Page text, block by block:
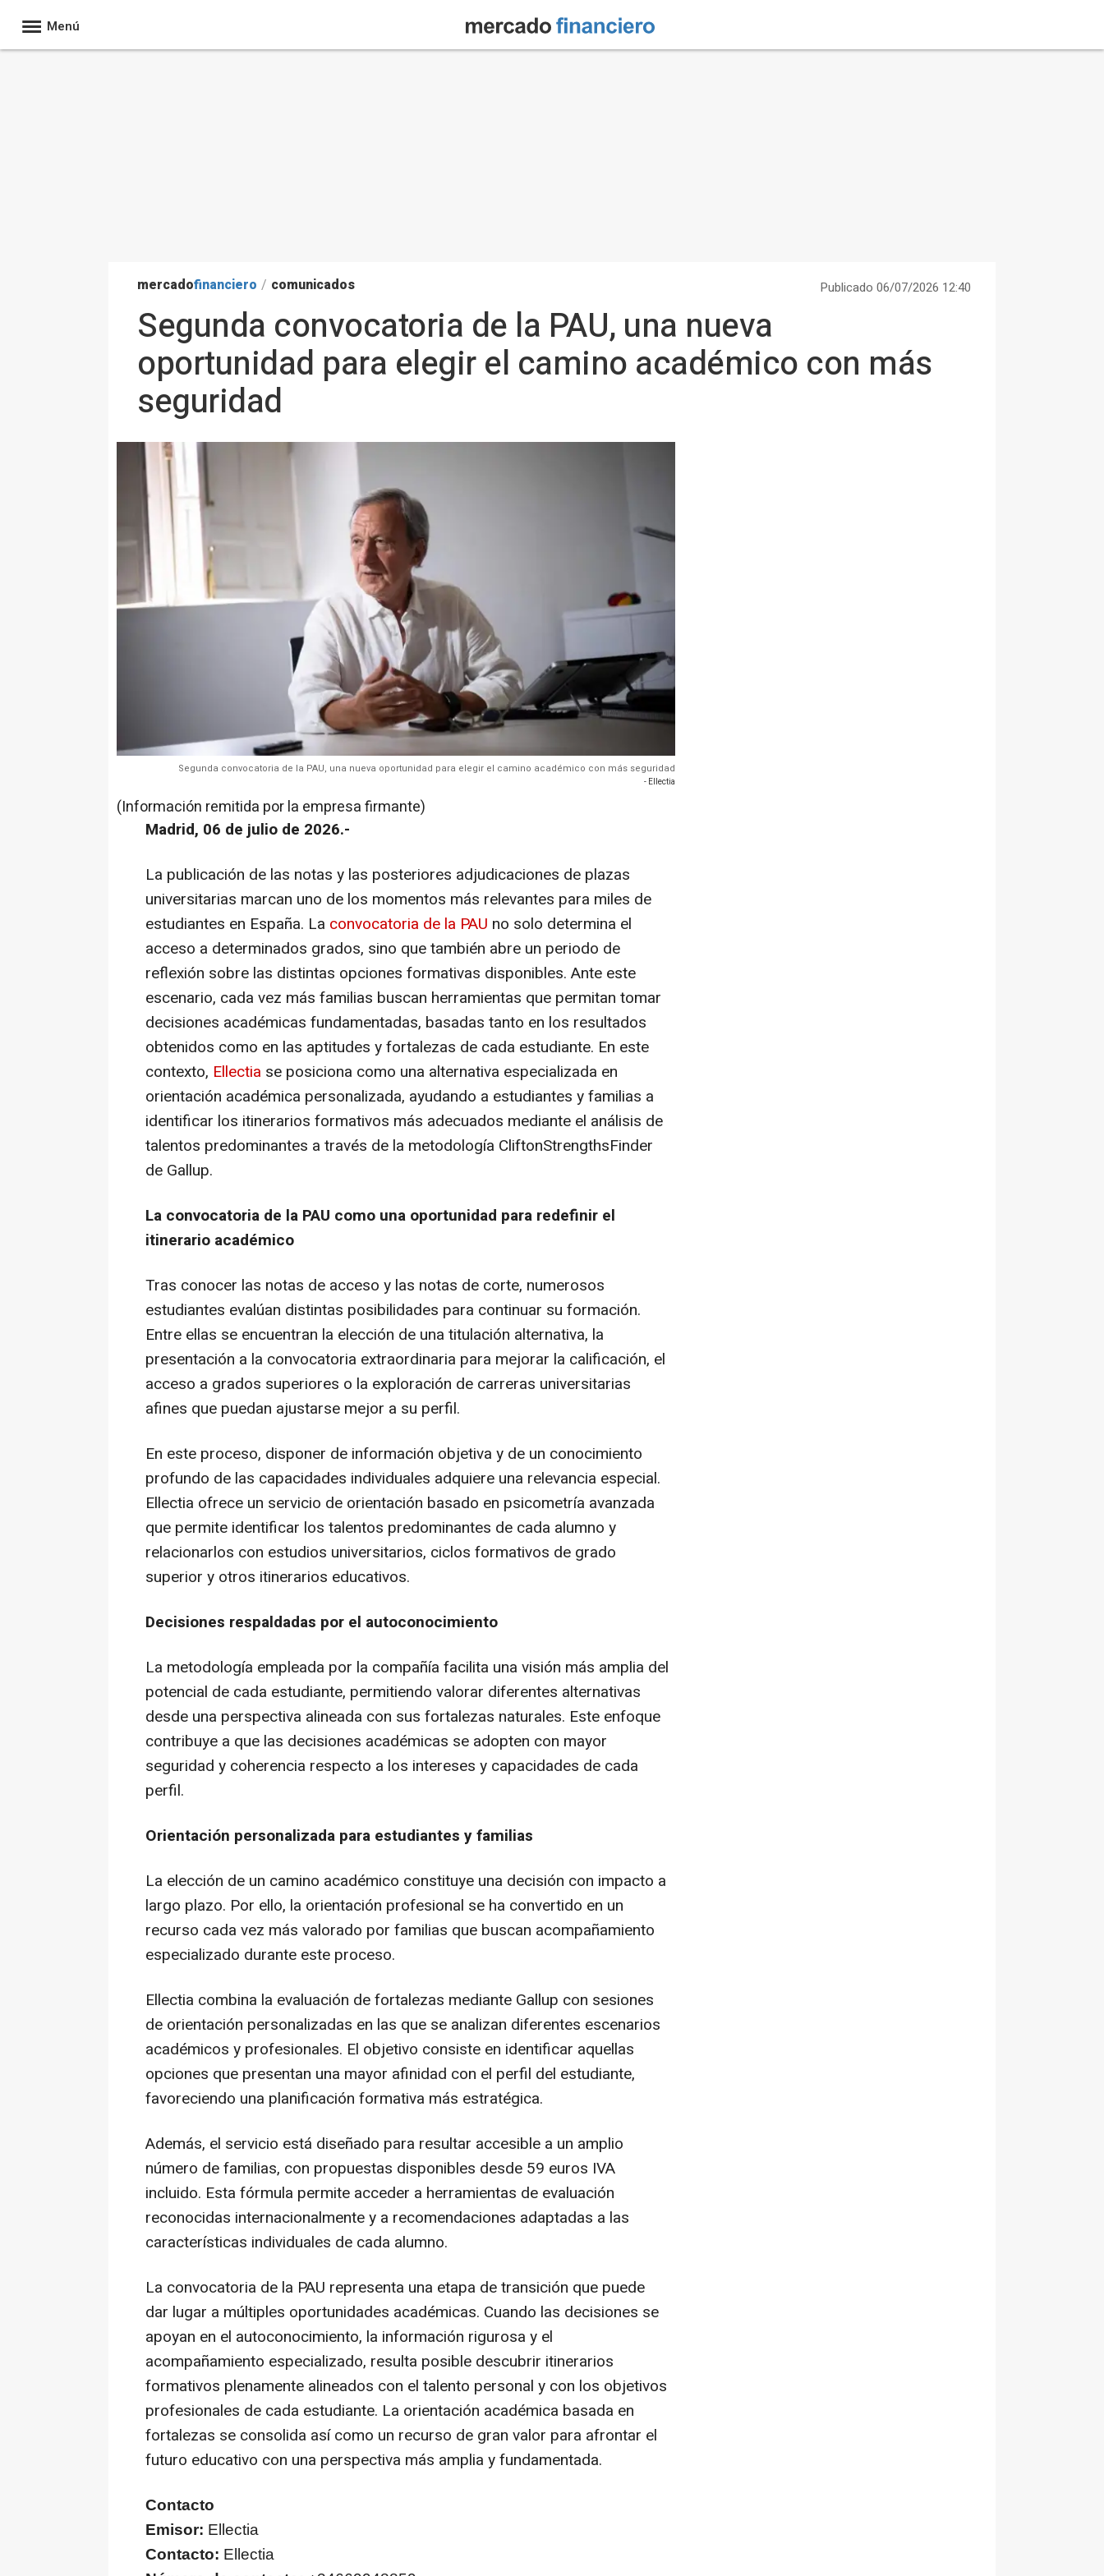
Menú
mercadofinanciero / comunicados Publicado 06/07/2026 12:40
Segunda convocatoria de la PAU, una nueva
oportunidad para elegir el camino académico con más
seguridad
Segunda convocatoria de la PAU, una nueva oportunidad para elegir el camino académico con más seguridad
- Ellectia
(Información remitida por la empresa firmante)
Madrid, 06 de julio de 2026.-
La publicación de las notas y las posteriores adjudicaciones de plazas
universitarias marcan uno de los momentos más relevantes para miles de
estudiantes en España. La convocatoria de la PAU no solo determina el
acceso a determinados grados, sino que también abre un periodo de
reflexión sobre las distintas opciones formativas disponibles. Ante este
escenario, cada vez más familias buscan herramientas que permitan tomar
decisiones académicas fundamentadas, basadas tanto en los resultados
obtenidos como en las aptitudes y fortalezas de cada estudiante. En este
contexto, Ellectia se posiciona como una alternativa especializada en
orientación académica personalizada, ayudando a estudiantes y familias a
identificar los itinerarios formativos más adecuados mediante el análisis de
talentos predominantes a través de la metodología CliftonStrengthsFinder
de Gallup.
La convocatoria de la PAU como una oportunidad para redefinir el
itinerario académico
Tras conocer las notas de acceso y las notas de corte, numerosos
estudiantes evalúan distintas posibilidades para continuar su formación.
Entre ellas se encuentran la elección de una titulación alternativa, la
presentación a la convocatoria extraordinaria para mejorar la calificación, el
acceso a grados superiores o la exploración de carreras universitarias
afines que puedan ajustarse mejor a su perfil.
En este proceso, disponer de información objetiva y de un conocimiento
profundo de las capacidades individuales adquiere una relevancia especial.
Ellectia ofrece un servicio de orientación basado en psicometría avanzada
que permite identificar los talentos predominantes de cada alumno y
relacionarlos con estudios universitarios, ciclos formativos de grado
superior y otros itinerarios educativos.
Decisiones respaldadas por el autoconocimiento
La metodología empleada por la compañía facilita una visión más amplia del
potencial de cada estudiante, permitiendo valorar diferentes alternativas
desde una perspectiva alineada con sus fortalezas naturales. Este enfoque
contribuye a que las decisiones académicas se adopten con mayor
seguridad y coherencia respecto a los intereses y capacidades de cada
perfil.
Orientación personalizada para estudiantes y familias
La elección de un camino académico constituye una decisión con impacto a
largo plazo. Por ello, la orientación profesional se ha convertido en un
recurso cada vez más valorado por familias que buscan acompañamiento
especializado durante este proceso.
Ellectia combina la evaluación de fortalezas mediante Gallup con sesiones
de orientación personalizadas en las que se analizan diferentes escenarios
académicos y profesionales. El objetivo consiste en identificar aquellas
opciones que presentan una mayor afinidad con el perfil del estudiante,
favoreciendo una planificación formativa más estratégica.
Además, el servicio está diseñado para resultar accesible a un amplio
número de familias, con propuestas disponibles desde 59 euros IVA
incluido. Esta fórmula permite acceder a herramientas de evaluación
reconocidas internacionalmente y a recomendaciones adaptadas a las
características individuales de cada alumno.
La convocatoria de la PAU representa una etapa de transición que puede
dar lugar a múltiples oportunidades académicas. Cuando las decisiones se
apoyan en el autoconocimiento, la información rigurosa y el
acompañamiento especializado, resulta posible descubrir itinerarios
formativos plenamente alineados con el talento personal y con los objetivos
profesionales de cada estudiante. La orientación académica basada en
fortalezas se consolida así como un recurso de gran valor para afrontar el
futuro educativo con una perspectiva más amplia y fundamentada.
Contacto
Emisor: Ellectia
Contacto: Ellectia